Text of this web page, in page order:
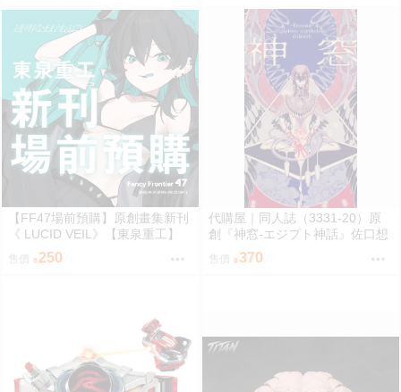
【FF47場前預購】原創畫集新刊
《 LUCID VEIL》【東泉重工】
250
代購屋｜同人誌（3331-20）原
創『神窓-エジプト神話』佐口想
370